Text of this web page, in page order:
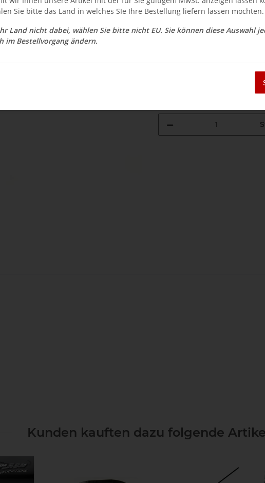
$ 11.89
inkl. 19% USt. , zzgl.Versand
(DE -
Kunden kauften dazu folgende
Sie bitte das Land in welches SIe Ihre Bestellung liefern lassen möchten.
Land nicht dabei, wählen Sie bitte nicht EU. Sie können diese Auswahl
im Bestellvorgang ändern.